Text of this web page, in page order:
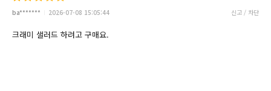
ba******* 2026-07-08 15:05:44 신고 / 차단
크래미 샐러드 하려고 구매요.